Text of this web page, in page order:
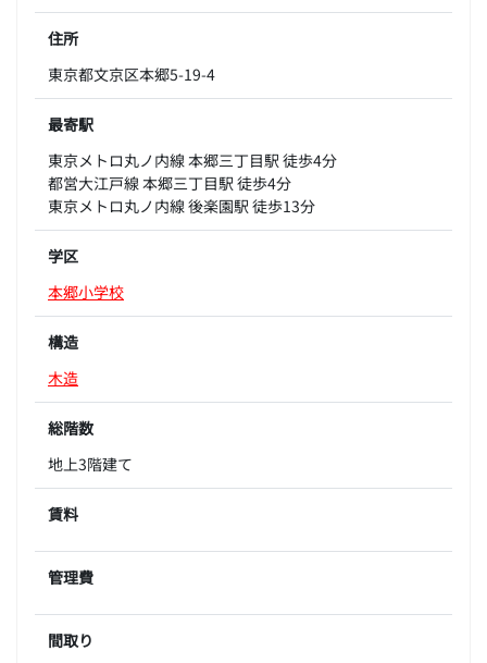
住所
東京都文京区本郷5-19-4
最寄駅
東京メトロ丸ノ内線 本郷三丁目駅 徒歩4分
都営大江戸線 本郷三丁目駅 徒歩4分
東京メトロ丸ノ内線 後楽園駅 徒歩13分
学区
本郷小学校
構造
木造
総階数
地上3階建て
賃料
管理費
間取り